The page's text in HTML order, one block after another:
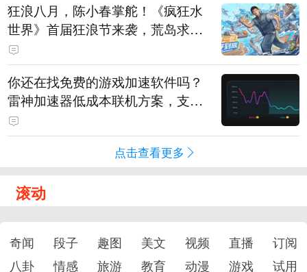
狂浪八月，陈小春掌舵！《疯狂水
世界》首届狂浪节来袭，荒岛求生
直播即将开启
你还在找免费的游戏加速软件吗？
雷神加速器低成本联机方案，支持
免费试用
点击查看更多
滚动
奇闻 段子 趣图 美文 视频 直播
订阅
八卦
情感 旅游 教育 动漫 游戏 试用